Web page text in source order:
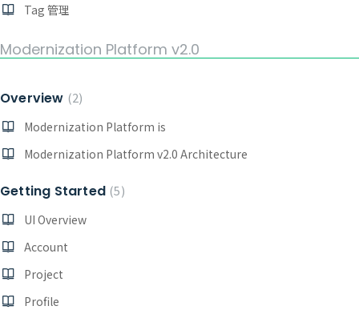
Tag 管理
Modernization Platform v2.0
Overview 2
Modernization Platform is
Modernization Platform v2.0 Architecture
Getting Started 5
UI Overview
Account
Project
Profile